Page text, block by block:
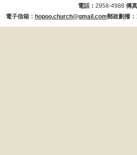
電話： 2958-4988 傳
電子信箱： hopoo.church@gmail.com郵政劃撥：